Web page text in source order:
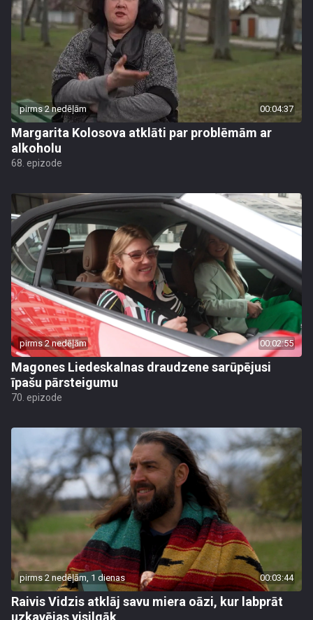
pirms 2 nedēļām 00:04:37
Margarita Kolosova atklāti par problēmām ar
alkoholu
68. epizode
pirms 2 nedēļām 00:02:55
Magones Liedeskalnas draudzene sarūpējusi
īpašu pārsteigumu
70. epizode
pirms 2 nedēļām, 1 dienas 00:03:44
Raivis Vidzis atklāj savu miera oāzi, kur labprāt
uzkavējas visilgāk